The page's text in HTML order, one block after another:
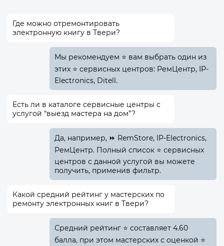
Где можно отремонтировать
электронную книгу в Твери?
Мы рекомендуем ⭐ вам выбрать один из
этих ⭐ сервисных центров: РемЦентр, IP-
Electronics, Ditell.
Есть ли в каталоге сервисные центры с
услугой “выезд мастера на дом”?
Да, например, ⏩ RemStore, IP-Electronics,
РемЦентр. Полный список ⭐ сервисных
центров с данной услугой вы можете
получить, применив фильтр.
Какой средний рейтинг у мастерских по
ремонту электронных книг в Твери?
Средний рейтинг ⭐ составляет 4.60
балла, при этом мастерских с оценкой ⭐